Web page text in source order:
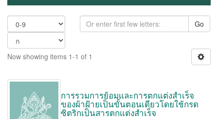
Go
Now showing items 1-1 of 1
การรวมการย้อมและการตกแต่งสำเร็จ
ของผ้าฝ้ายเป็นขั้นตอนเดียวโดยใช้กรด
ซิตริกเป็นสารตกแต่งสำเร็จ